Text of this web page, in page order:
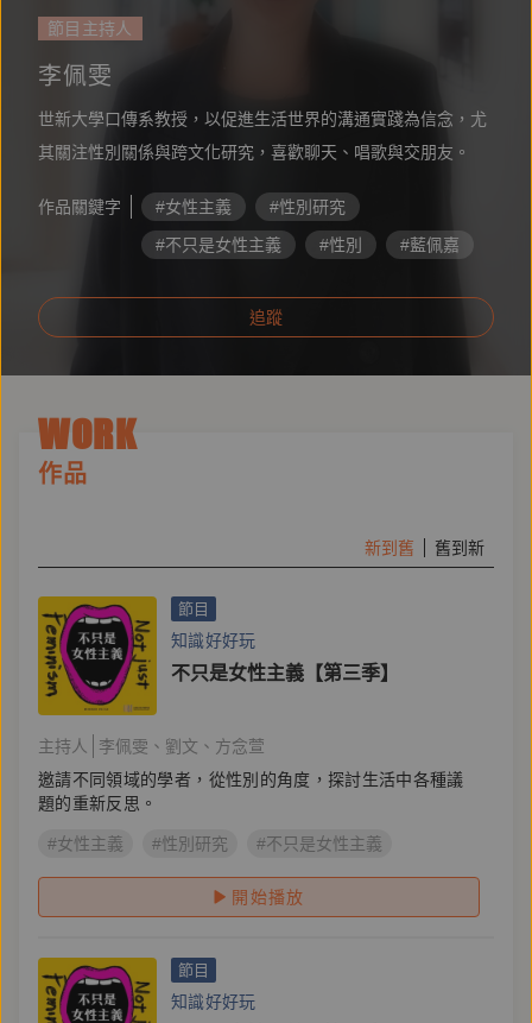
節目主持人
李佩雯
世新大學口傳系教授，以促進生活世界的溝通實踐為信念，尤
其關注性別關係與跨文化研究，喜歡聊天、唱歌與交朋友。
作品關鍵字 #女性主義
#性別研究
#不只是女性主義
#性別
#藍佩嘉
#偷拍
追蹤
WORK
作品
新到舊 舊到新
節目
知識好好玩
不只是女性主義【第三季】
主持人 李佩雯 劉文
方念萱
邀請不同領域的學者，從性別的角度，探討生活中各種議
題的重新反思。
#女性主義 #性別研究 #不只是女性主義
開始播放
節目
知識好好玩